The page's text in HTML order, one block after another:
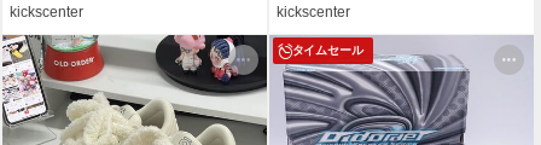
kickscenter kickscenter
タイムセール